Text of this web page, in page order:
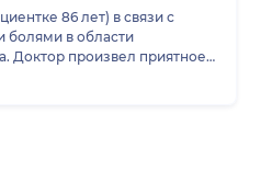
в области
Доктор произвел приятное
прокомментировал данные